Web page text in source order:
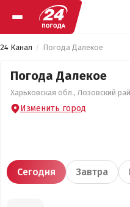
24 Канал Погода Далекое
Погода Далекое
Харьковская обл., Лозовский
Изменить город
Сегодня Завтра